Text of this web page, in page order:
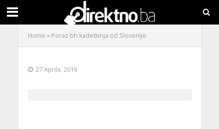
Home » Poraz bh kadetkinja od Slovenije
27 Aprila, 2016